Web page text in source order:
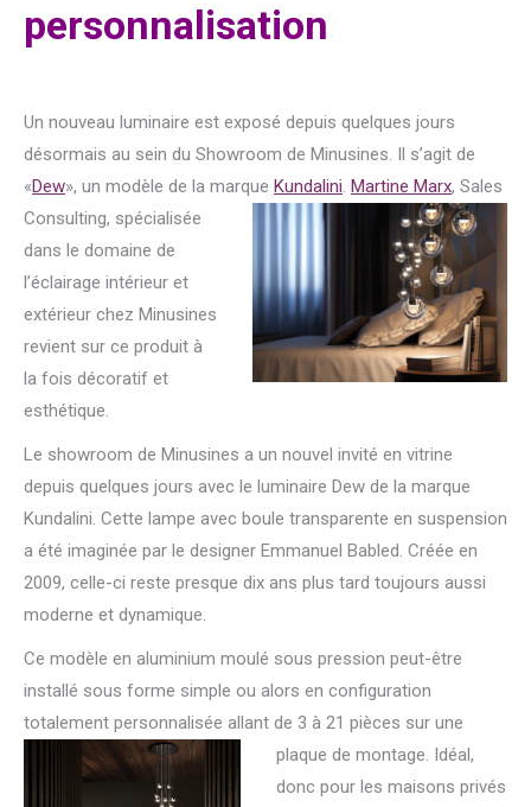
personnalisation
Un nouveau luminaire est exposé depuis quelques jours
désormais au sein du Showroom de Minusines. Il s’agit de
«Dew», un modèle de la marque Kundalini. Martine Marx, Sales
Consulting, spécialisée
dans le domaine de
l’éclairage intérieur et
extérieur chez Minusines
revient sur ce produit à
la fois décoratif et
esthétique.
Le showroom de Minusines a un nouvel invité en vitrine
depuis quelques jours avec le luminaire Dew de la marque
Kundalini. Cette lampe avec boule transparente en suspension
a été imaginée par le designer Emmanuel Babled. Créée en
2009, celle-ci reste presque dix ans plus tard toujours aussi
moderne et dynamique.
Ce modèle en aluminium moulé sous pression peut-être
installé sous forme simple ou alors en configuration
totalement personnalisée allant de 3 à 21 pièces sur une
plaque de montage. Idéal,
donc pour les maisons privés